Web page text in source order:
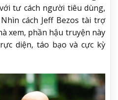
tư cách người tiêu dùng,
cách Jeff Bezos tài trợ
xem, phần hậu truyện này
diện, táo bạo và cực kỳ